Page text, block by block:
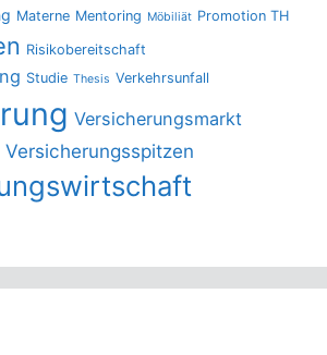
Materne Mentoring Möbiliät Promotion TH
Risikobereitschaft
Studie Thesis Verkehrsunfall
Versicherungsmarkt
Versicherungsspitzen